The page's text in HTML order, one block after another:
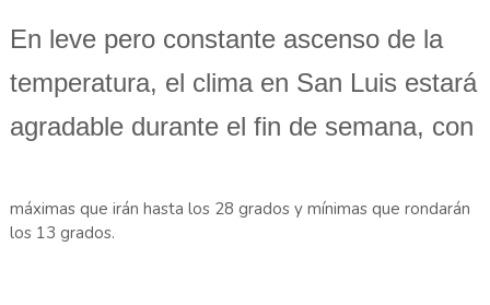
En leve pero constante ascenso de la
temperatura, el clima en San Luis estará
agradable durante el fin de semana, con
máximas que irán hasta los 28 grados y mínimas que rondarán
los 13 grados.